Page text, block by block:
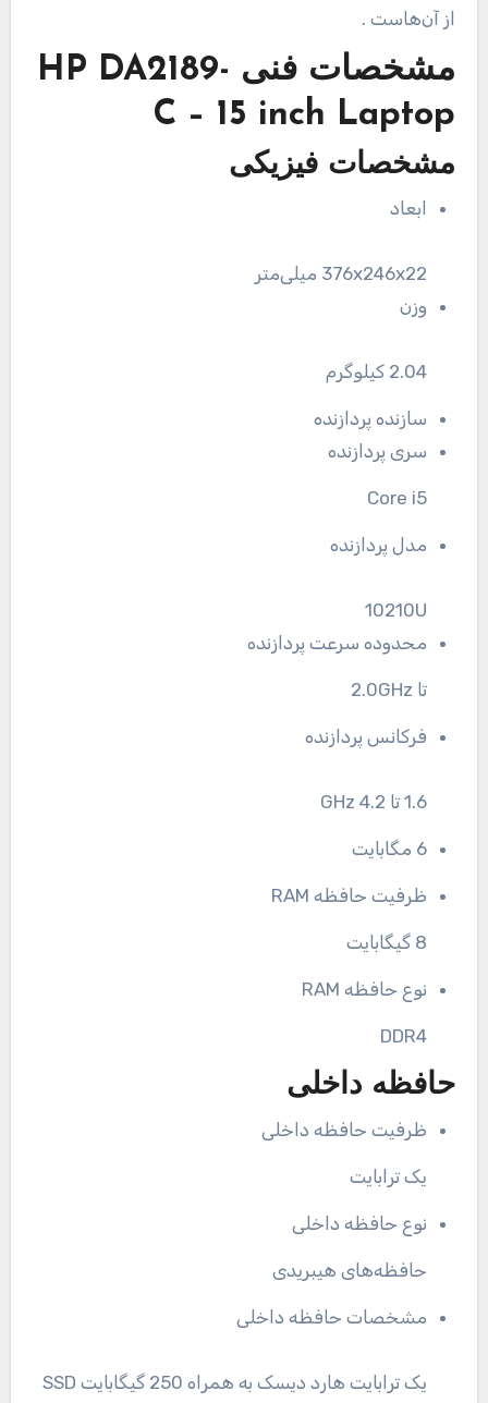
از آن‌هاست .
مشخصات فنی HP DA2189-
C – 15 inch Laptop
مشخصات فیزیکی
ابعاد
376x246x22 میلی‌متر
وزن
2.04 کیلوگرم
سازنده پردازنده
سری پردازنده
Core i5
مدل پردازنده
10210U
محدوده سرعت پردازنده
تا 2.0GHz
فرکانس پردازنده
1.6 تا 4.2 GHz
6 مگابایت
ظرفیت حافظه RAM
8 گیگابایت
نوع حافظه RAM
DDR4
حافظه داخلی
ظرفیت حافظه داخلی
یک ترابایت
نوع حافظه داخلی
حافظه‌های هیبریدی
مشخصات حافظه داخلی
یک ترابایت هارد دیسک به همراه 250 گیگابایت SSD